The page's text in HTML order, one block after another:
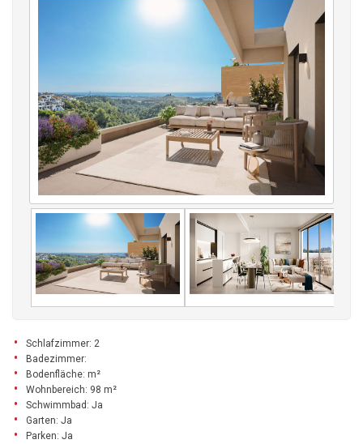
Schlafzimmer: 2
Badezimmer:
Bodenfläche: m²
Wohnbereich: 98 m²
Schwimmbad: Ja
Garten: Ja
Parken: Ja